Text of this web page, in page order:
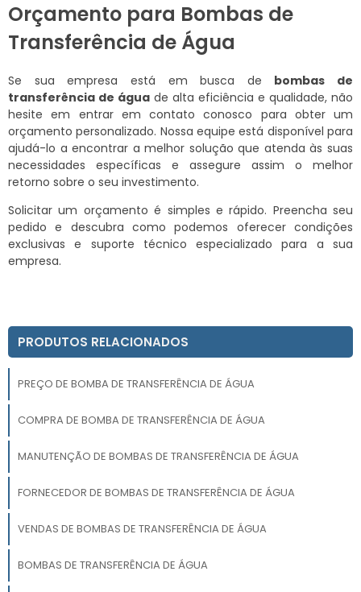
Orçamento para Bombas de
Transferência de Água
Se sua empresa está em busca de bombas de
transferência de água de alta eficiência e qualidade, não
hesite em entrar em contato conosco para obter um
orçamento personalizado. Nossa equipe está disponível para
ajudá-lo a encontrar a melhor solução que atenda às suas
necessidades específicas e assegure assim o melhor
retorno sobre o seu investimento.
Solicitar um orçamento é simples e rápido. Preencha seu
pedido e descubra como podemos oferecer condições
exclusivas e suporte técnico especializado para a sua
empresa.
PRODUTOS RELACIONADOS
PREÇO DE BOMBA DE TRANSFERÊNCIA DE ÁGUA
COMPRA DE BOMBA DE TRANSFERÊNCIA DE ÁGUA
MANUTENÇÃO DE BOMBAS DE TRANSFERÊNCIA DE ÁGUA
FORNECEDOR DE BOMBAS DE TRANSFERÊNCIA DE ÁGUA
VENDAS DE BOMBAS DE TRANSFERÊNCIA DE ÁGUA
BOMBAS DE TRANSFERÊNCIA DE ÁGUA